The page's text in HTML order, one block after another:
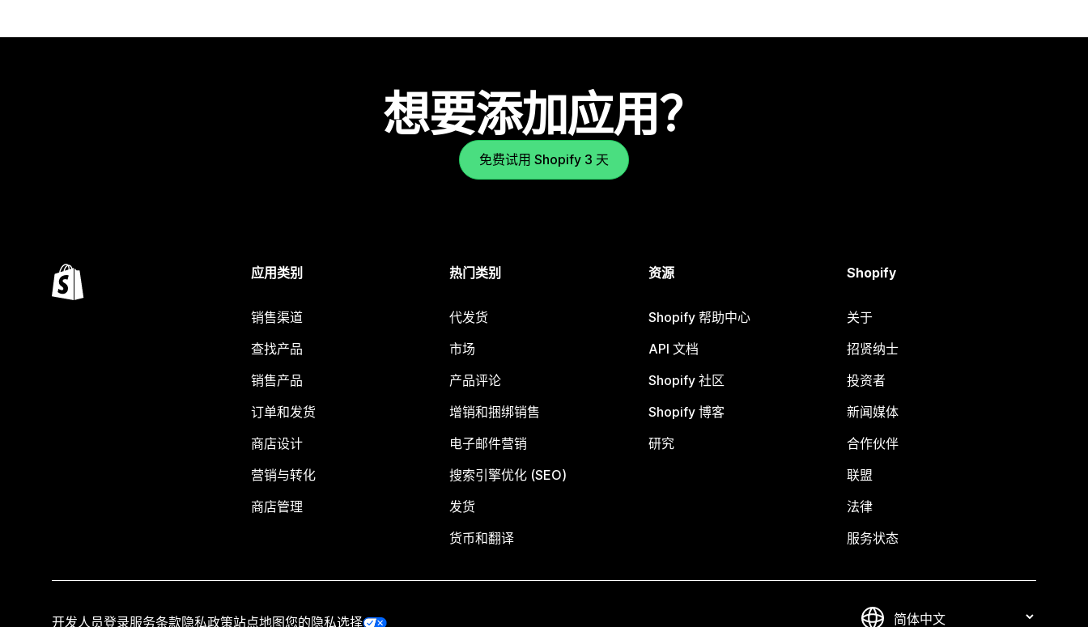
想要添加应用？
免费试用 Shopify 3 天
应用类别
销售渠道
查找产品
销售产品
订单和发货
商店设计
营销与转化
商店管理
热门类别
代发货
市场
产品评论
增销和捆绑销售
电子邮件营销
搜索引擎优化 (SEO)
发货
货币和翻译
资源
Shopify 帮助中心
API 文档
Shopify 社区
Shopify 博客
研究
Shopify
关于
招贤纳士
投资者
新闻媒体
合作伙伴
联盟
法律
服务状态
开发人员登录服务条款隐私政策站点地图您的隐私选择